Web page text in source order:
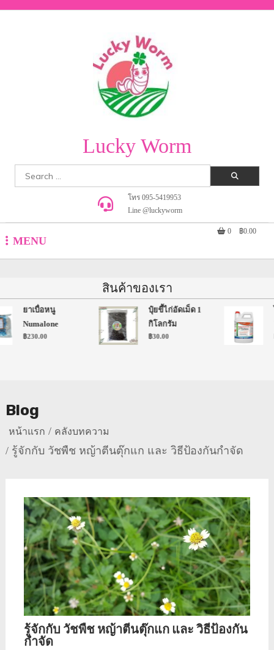
Skip
Lucky Worm
Search
โทร 095-5419953
Line @luckyworm
MENU
0 ฿0.00
สินค้าของเรา
ยาเบื่อหนู
Numalone
230.00
ปุ๋ยขี้ไก่อัดเม็ด 1
กิโลกรัม
30.00
Blog
หน้าแรก คลังบทความ
รู้จักกับ วัชพืช หญ้าตีนตุ๊กแก และ วิธีป้องกันกำจัด
รู้จักกับ วัชพืช หญ้าตีนตุ๊กแก และ วิธีป้องกัน
กำจัด